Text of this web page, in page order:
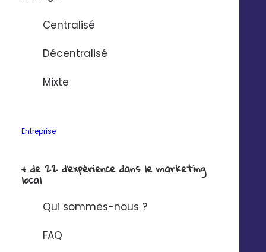
Centralisé
Décentralisé
Mixte
Entreprise
+ de 22 d'expérience dans le marketing
local
Qui sommes-nous ?
FAQ